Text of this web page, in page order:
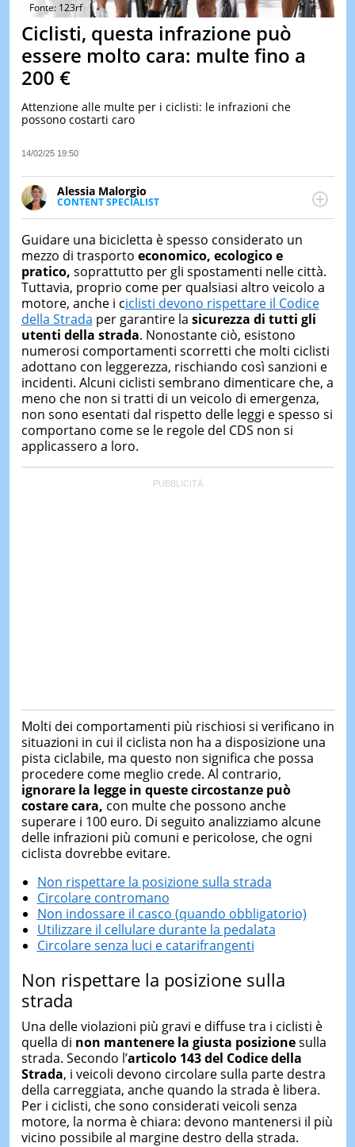
&
TEST
DI
IERI
Fonte: 123rf
Ciclisti, questa infrazione può
essere molto cara: multe fino a
200 €
Attenzione alle multe per i ciclisti: le infrazioni che
possono costarti caro
14/02/25 19:50
Alessia Malorgio
CONTENT SPECIALIST
Ha conseguito un Master in Marketing Management
occupa della creazione di contenuti in ottica SEO e
dello sviluppo di strategie marketing attraverso
canali digitali.
Guidare una bicicletta è spesso considerato un
mezzo di trasporto economico, ecologico e
pratico, soprattutto per gli spostamenti nelle città.
Tuttavia, proprio come per qualsiasi altro veicolo a
motore, anche i ciclisti devono rispettare il Codice
della Strada per garantire la sicurezza di tutti gli
utenti della strada. Nonostante ciò, esistono
numerosi comportamenti scorretti che molti ciclisti
adottano con leggerezza, rischiando così sanzioni e
incidenti. Alcuni ciclisti sembrano dimenticare che, a
meno che non si tratti di un veicolo di emergenza,
non sono esentati dal rispetto delle leggi e spesso si
comportano come se le regole del CDS non si
applicassero a loro.
Molti dei comportamenti più rischiosi si verificano in
situazioni in cui il ciclista non ha a disposizione una
pista ciclabile, ma questo non significa che possa
procedere come meglio crede. Al contrario,
ignorare la legge in queste circostanze può
costare cara, con multe che possono anche
superare i 100 euro. Di seguito analizziamo alcune
delle infrazioni più comuni e pericolose, che ogni
ciclista dovrebbe evitare.
Non rispettare la posizione sulla strada
Circolare contromano
Non indossare il casco (quando obbligatorio)
Utilizzare il cellulare durante la pedalata
Circolare senza luci e catarifrangenti
Non rispettare la posizione sulla
strada
Una delle violazioni più gravi e diffuse tra i ciclisti è
quella di non mantenere la giusta posizionesulla
strada. Secondo l’articolo 143 del Codice della
Strada, i veicoli devono circolare sulla parte destra
della carreggiata, anche quando la strada è libera.
Per i ciclisti, che sono considerati veicoli senza
motore, la norma è chiara: devono mantenersi il più
vicino possibile al margine destro della strada.